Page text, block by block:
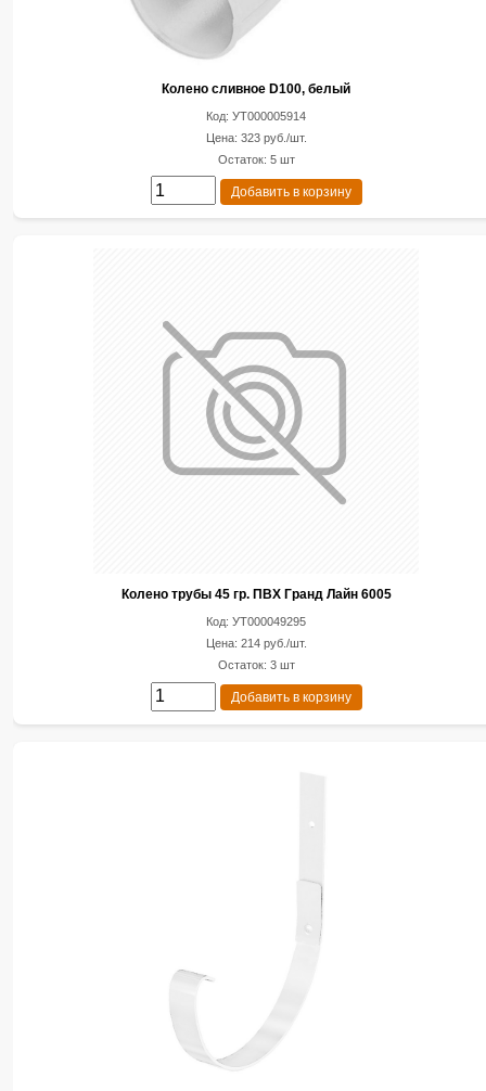
Колено сливное D100, белый
Код: УТ000005914
Цена: 323 руб./шт.
Остаток: 5 шт
Добавить в корзину
Колено трубы 45 гр. ПВХ Гранд Лайн 6005
Код: УТ000049295
Цена: 214 руб./шт.
Остаток: 3 шт
Добавить в корзину